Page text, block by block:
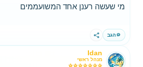
מי שעשה רענן אחד המשועממים
הגב שתף
Idan
מנהל ראשי